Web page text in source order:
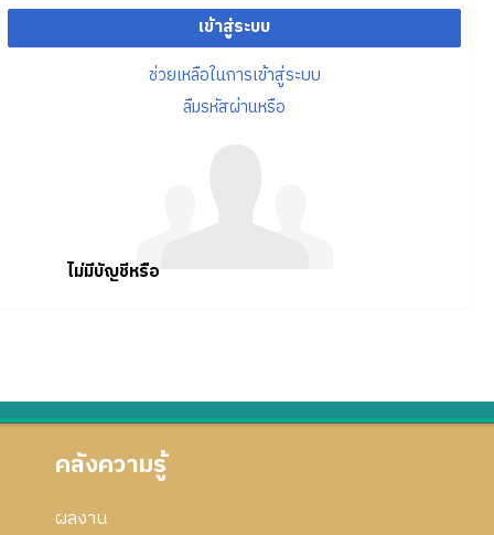
เข้าสู่ระบบ
ช่วยเหลือในการเข้าสู่ระบบ
ลืมรหัสผ่านหรือ
ไม่มีบัญชีหรือ
คลังความรู้
ผลงาน